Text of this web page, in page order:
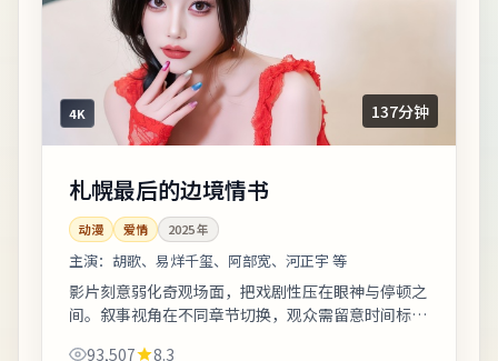
4K 137分钟
札幌最后的边境情书
动漫 爱情 2025年
主演： 胡歌、易烊千玺、阿部宽、河正宇 等
影片刻意弱化奇观场面，把戏剧性压在眼神与停顿之
间。叙事视角在不同章节切换，观众需留意时间标注
93,507 8.3